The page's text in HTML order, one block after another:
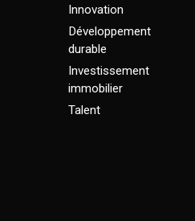
Innovation
Développement
durable
Investissement
immobilier
Talent